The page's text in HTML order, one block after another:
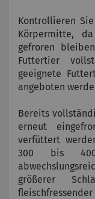
Kontrollieren
Körpermitte,
gefroren
Futtertier
geeignete
angeboten
Bereits
erneut
verfüttert
300 bis
größerer